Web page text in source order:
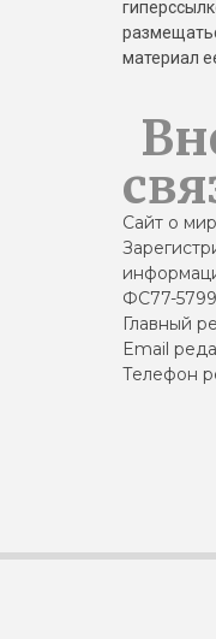
материал
Сайт о
ФС77-
Главный
Email
Телефон